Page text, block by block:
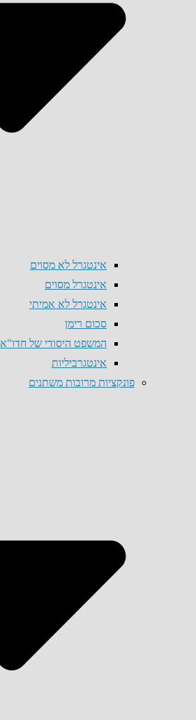
אינטגרל לא מסוים
אינטגרל מסוים
אינטגרל לא אמיתי
סכום רימן
המשפט היסודי של חדו"א
אינטגרביליות
פונקציות מרובות משתנים